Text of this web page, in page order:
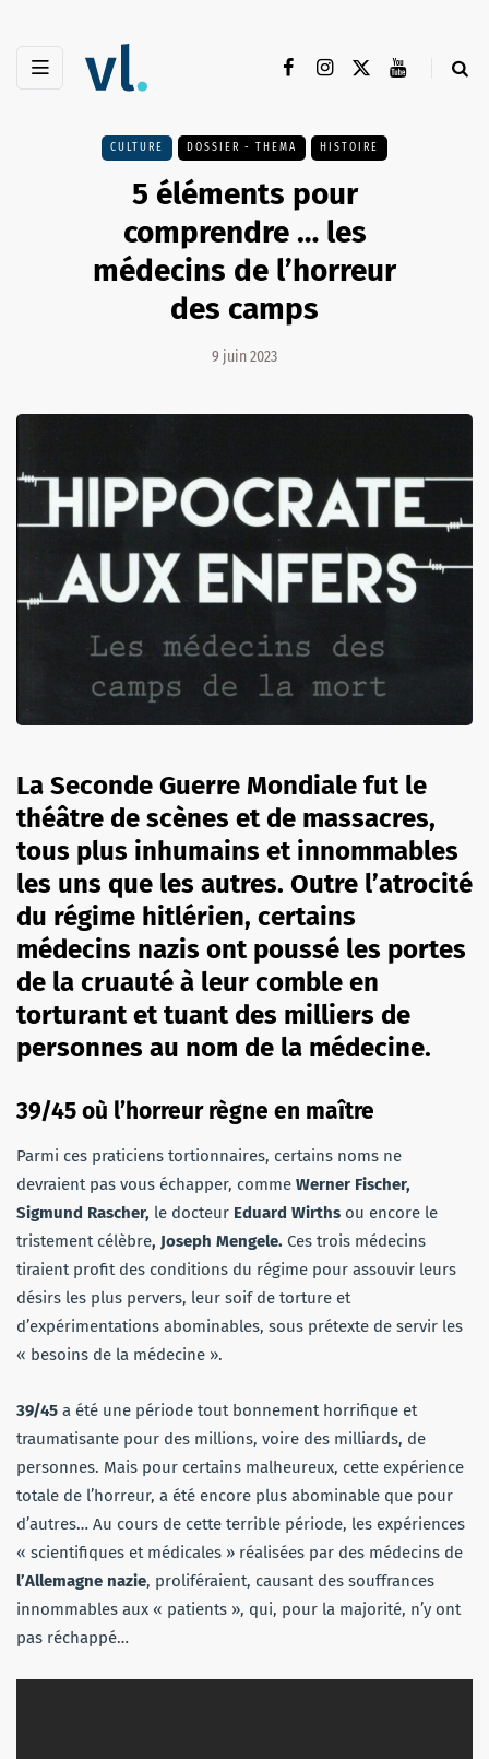
CULTURE DOSSIER - THEMA HISTOIRE
5 éléments pour
comprendre … les
médecins de l’horreur
des camps
9 juin 2023
La Seconde Guerre Mondiale fut le
théâtre de scènes et de massacres,
tous plus inhumains et innommables
les uns que les autres. Outre l’atrocité
du régime hitlérien, certains
médecins nazis ont poussé les portes
de la cruauté à leur comble en
torturant et tuant des milliers de
personnes au nom de la médecine.
39/45 où l’horreur règne en maître
Parmi ces praticiens tortionnaires, certains noms ne
devraient pas vous échapper, comme Werner Fischer,
Sigmund Rascher, le docteur Eduard Wirths ou encore le
tristement célèbre, Joseph Mengele. Ces trois médecins
tiraient profit des conditions du régime pour assouvir leurs
désirs les plus pervers, leur soif de torture et
d’expérimentations abominables, sous prétexte de servir les
« besoins de la médecine ».
39/45 a été une période tout bonnement horrifique et
traumatisante pour des millions, voire des milliards, de
personnes. Mais pour certains malheureux, cette expérience
totale de l’horreur, a été encore plus abominable que pour
d’autres… Au cours de cette terrible période, les expériences
« scientifiques et médicales » réalisées par des médecins de
l’Allemagne nazie, proliféraient, causant des souffrances
innommables aux « patients », qui, pour la majorité, n’y ont
pas réchappé…